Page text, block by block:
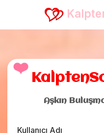
Aşkın
Kullanıcı Adı